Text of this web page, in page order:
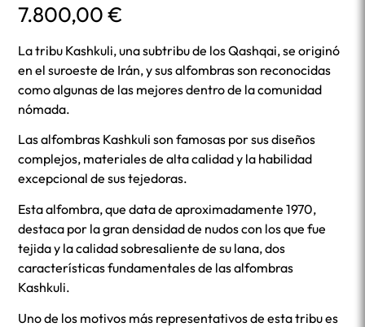
7.800,00€
La tribu Kashkuli, una subtribu de los Qashqai, se originó
en el suroeste de Irán, y sus alfombras son reconocidas
como algunas de las mejores dentro de la comunidad
nómada.
Las alfombras Kashkuli son famosas por sus diseños
complejos, materiales de alta calidad y la habilidad
excepcional de sus tejedoras.
Esta alfombra, que data de aproximadamente 1970,
destaca por la gran densidad de nudos con los que fue
tejida y la calidad sobresaliente de su lana, dos
características fundamentales de las alfombras
Kashkuli.
Uno de los motivos más representativos de esta tribu es